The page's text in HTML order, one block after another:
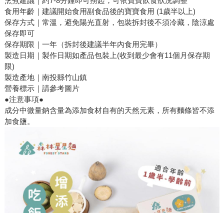
食用年齡｜建議開始食用副食品後的寶寶食用 (1歲半以上)
保存方式｜常溫，避免陽光直射，包裝拆封後不須冷藏，陰涼處
保存即可
保存期限｜一年（拆封後建議半年內食用完畢）
製造日期｜製作日期如產品包裝上(收到最少會有11個月保存期
限)
製造產地｜南投縣竹山鎮
營養標示｜請參考圖片
●注意事項●
成分中微量鈉含量為添加食材自有的天然元素，所有麵條皆不添
加食鹽。